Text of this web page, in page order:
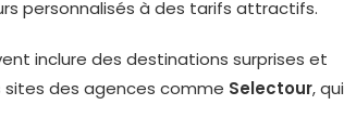
personnalisés à des tarifs attractifs.
inclure des destinations surprises et
sites des agences comme Selectour, qui